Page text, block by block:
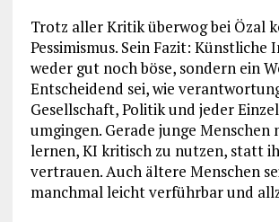
Trotz aller Kritik überwog bei Özal
Pessimismus. Sein Fazit: Künstliche
weder gut noch böse, sondern ein
Entscheidend sei, wie
Gesellschaft, Politik und jeder
umgingen. Gerade junge Menschen
lernen, KI kritisch zu nutzen, statt
vertrauen. Auch ältere Menschen
manchmal leicht verführbar und